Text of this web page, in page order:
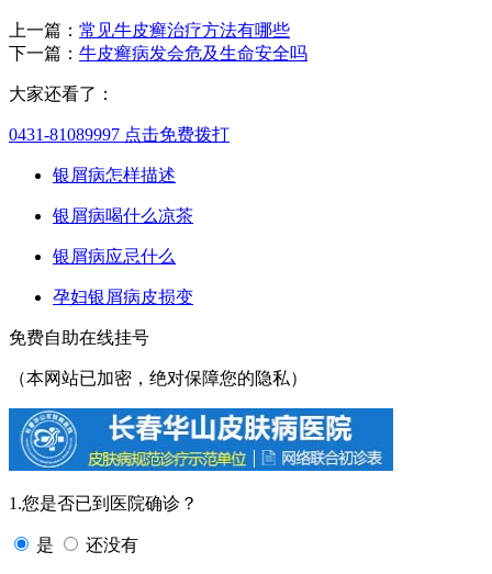
上一篇： 常见牛皮癣治疗方法有哪些
下一篇： 牛皮癣病发会危及生命安全吗
大家还看了：
0431-81089997 点击免费拨打
银屑病怎样描述
银屑病喝什么凉茶
银屑病应忌什么
孕妇银屑病皮损变
免费自助在线挂号
（本网站已加密，绝对保障您的隐私）
1.您是否已到医院确诊？
是 还没有